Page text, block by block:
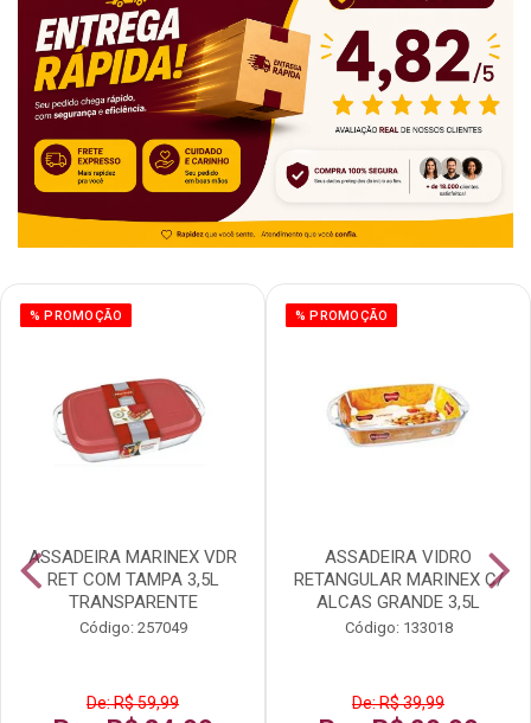
% PROMOÇÃO
ASSADEIRA MARINEX VDR
RET COM TAMPA 3,5L
TRANSPARENTE
Código: 257049
De: R$ 59,99
% PROMOÇÃO
ASSADEIRA VIDRO
RETANGULAR MARINEX C/
ALCAS GRANDE 3,5L
Código: 133018
De: R$ 39,99